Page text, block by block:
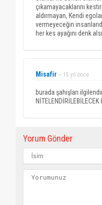
çıkamayacaklarını
aldırmayan, Kendi
vermeyeceğin
her kes ayağını denk
Misafir ~ 15 yıl önce
burada şahışları
NİTELENDİRİLEBİLECEK
Yorum Gönder